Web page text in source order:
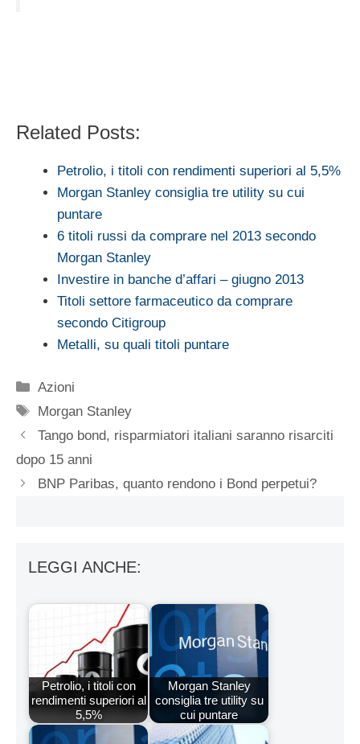
Related Posts:
Petrolio, i titoli con rendimenti superiori al 5,5%
Morgan Stanley consiglia tre utility su cui
puntare
6 titoli russi da comprare nel 2013 secondo
Morgan Stanley
Investire in banche d’affari – giugno 2013
Titoli settore farmaceutico da comprare
secondo Citigroup
Metalli, su quali titoli puntare
Categorie
Azioni
Tag
Morgan Stanley
Tango bond, risparmiatori italiani saranno risarciti
dopo 15 anni
BNP Paribas, quanto rendono i Bond perpetui?
LEGGI ANCHE:
Petrolio, i titoli con
rendimenti superiori al
5,5%
Morgan Stanley
consiglia tre utility su
cui puntare